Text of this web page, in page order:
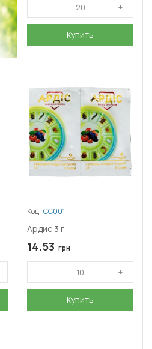
Купить
Код: СС001
Ардис 3 г
14.53 грн
Купить